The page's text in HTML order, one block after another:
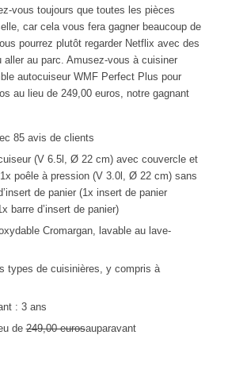
vous toujours que toutes les pièces
car cela vous fera gagner beaucoup de
pourrez plutôt regarder Netflix avec des
aller au parc. Amusez-vous à cuisiner
autocuiseur WMF Perfect Plus pour
au lieu de 249,00 euros, notre gagnant
85 avis de clients
(V 6.5l, Ø 22 cm) avec couvercle et
poêle à pression (V 3.0l, Ø 22 cm) sans
de panier (1x insert de panier
barre d’insert de panier)
Cromargan, lavable au lave-
types de cuisinières, y compris à
: 3 ans
de249,00 eurosauparavant